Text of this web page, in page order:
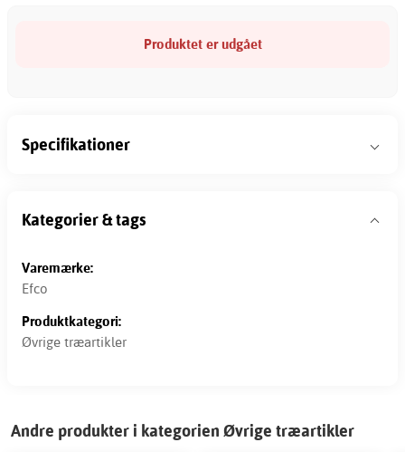
Produktet er udgået
Specifikationer
Kategorier & tags
Varemærke:
Efco
Produktkategori:
Øvrige træartikler
Andre produkter i kategorien Øvrige træartikler